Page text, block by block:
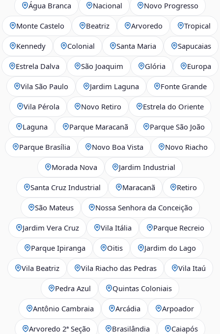
Água Branca Nacional Novo Progresso
Monte Castelo Beatriz Arvoredo Tropical
Kennedy Colonial Santa Maria Sapucaias
Estrela Dalva São Joaquim Glória Europa
Vila São Paulo Jardim Laguna Fonte Grande
Vila Pérola Novo Retiro Estrela do Oriente
Laguna Parque Maracanã Parque São João
Parque Brasília Novo Boa Vista Novo Riacho
Morada Nova Jardim Industrial
Santa Cruz Industrial Maracanã Retiro
São Mateus Nossa Senhora da Conceição
Jardim Vera Cruz Vila Itália Parque Recreio
Parque Ipiranga Oitis Jardim do Lago
Vila Beatriz Vila Riacho das Pedras Vila Itaú
Pedra Azul Quintas Coloniais
Antônio Cambraia Arcádia Arpoador
Arvoredo 2ª Seção Brasilândia Caiapós